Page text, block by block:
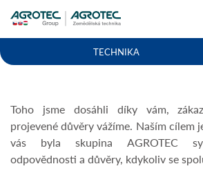
TECHNIKA
Toho jsme dosáhli díky vám,
projevené důvěry vážíme. Naším cílem
vás byla skupina AGROTEC
odpovědnosti a důvěry, kdykoliv se